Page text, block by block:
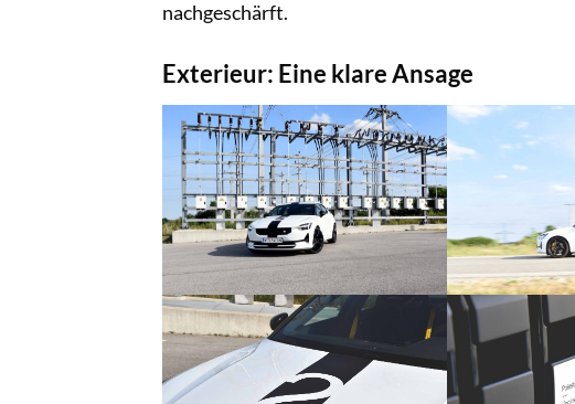
nachgeschärft.
Exterieur: Eine klare Ansage